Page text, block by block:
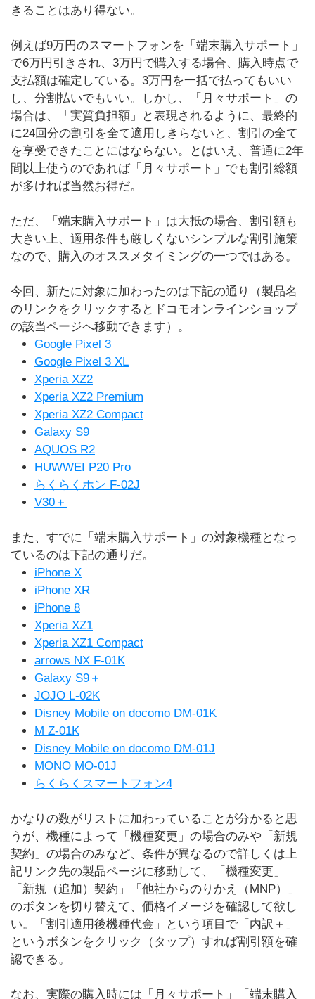
きることはあり得ない。
例えば9万円のスマートフォンを「端末購入サポート」
で6万円引きされ、3万円で購入する場合、購入時点で
支払額は確定している。3万円を一括で払ってもいい
し、分割払いでもいい。しかし、「月々サポート」の
場合は、「実質負担額」と表現されるように、最終的
に24回分の割引を全て適用しきらないと、割引の全て
を享受できたことにはならない。とはいえ、普通に2年
間以上使うのであれば「月々サポート」でも割引総額
が多ければ当然お得だ。
ただ、「端末購入サポート」は大抵の場合、割引額も
大きい上、適用条件も厳しくないシンプルな割引施策
なので、購入のオススメタイミングの一つではある。
今回、新たに対象に加わったのは下記の通り（製品名
のリンクをクリックするとドコモオンラインショップ
の該当ページへ移動できます）。
Google Pixel 3
Google Pixel 3 XL
Xperia XZ2
Xperia XZ2 Premium
Xperia XZ2 Compact
Galaxy S9
AQUOS R2
HUWWEI P20 Pro
らくらくホン F-02J
V30＋
また、すでに「端末購入サポート」の対象機種となっ
ているのは下記の通りだ。
iPhone X
iPhone XR
iPhone 8
Xperia XZ1
Xperia XZ1 Compact
arrows NX F-01K
Galaxy S9＋
JOJO L-02K
Disney Mobile on docomo DM-01K
M Z-01K
Disney Mobile on docomo DM-01J
MONO MO-01J
らくらくスマートフォン4
かなりの数がリストに加わっていることが分かると思
うが、機種によって「機種変更」の場合のみや「新規
契約」の場合のみなど、条件が異なるので詳しくは上
記リンク先の製品ページに移動して、「機種変更」
「新規（追加）契約」「他社からのりかえ（MNP）」
のボタンを切り替えて、価格イメージを確認して欲し
い。「割引適用後機種代金」という項目で「内訳＋」
というボタンをクリック（タップ）すれば割引額を確
認できる。
なお、実際の購入時には「月々サポート」「端末購入